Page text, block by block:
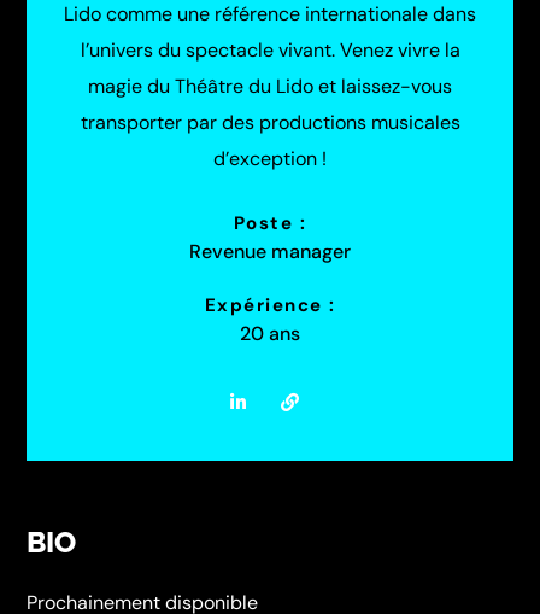
Lido comme une référence internationale dans
l’univers du spectacle vivant. Venez vivre la
magie du Théâtre du Lido et laissez-vous
transporter par des productions musicales
d’exception !
Poste :
Revenue manager
Expérience :
20 ans
BIO
Prochainement disponible